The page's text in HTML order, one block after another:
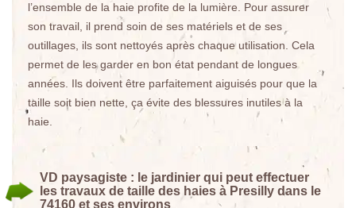
l’ensemble de la haie profite de la lumière. Pour assurer
son travail, il prend soin de ses matériels et de ses
outillages, ils sont nettoyés après chaque utilisation. Cela
permet de les garder en bon état pendant de longues
années. Ils doivent être parfaitement aiguisés pour que la
taille soit bien nette, ça évite des blessures inutiles à la
haie.
VD paysagiste : le jardinier qui peut effectuer
les travaux de taille des haies à Presilly dans le
74160 et ses environs